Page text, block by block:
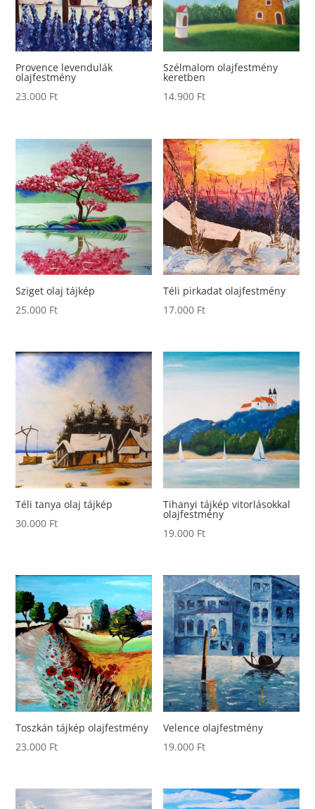
Provence levendulák
olajfestmény
23.000 Ft
Szélmalom olajfestmény
keretben
14.900 Ft
Sziget olaj tájkép
25.000 Ft
Téli pirkadat olajfestmény
17.000 Ft
Téli tanya olaj tájkép
30.000 Ft
Tihanyi tájkép vitorlásokkal
olajfestmény
19.000 Ft
Toszkán tájkép olajfestmény
23.000 Ft
Velence olajfestmény
19.000 Ft